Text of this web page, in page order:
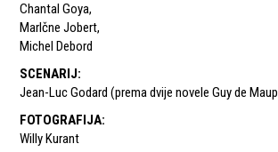
Chantal Goya,
Marlčne Jobert,
Michel Debord
SCENARIJ:
Jean-Luc Godard (prema dvije novele Guy de
FOTOGRAFIJA:
Willy Kurant